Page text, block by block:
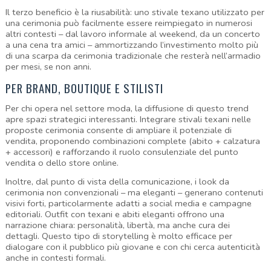
Il terzo beneficio è la riusabilità: uno stivale texano utilizzato per
una cerimonia può facilmente essere reimpiegato in numerosi
altri contesti – dal lavoro informale al weekend, da un concerto
a una cena tra amici – ammortizzando l’investimento molto più
di una scarpa da cerimonia tradizionale che resterà nell’armadio
per mesi, se non anni.
PER BRAND, BOUTIQUE E STILISTI
Per chi opera nel settore moda, la diffusione di questo trend
apre spazi strategici interessanti. Integrare stivali texani nelle
proposte cerimonia consente di ampliare il potenziale di
vendita, proponendo combinazioni complete (abito + calzatura
+ accessori) e rafforzando il ruolo consulenziale del punto
vendita o dello store online.
Inoltre, dal punto di vista della comunicazione, i look da
cerimonia non convenzionali – ma eleganti – generano contenuti
visivi forti, particolarmente adatti a social media e campagne
editoriali. Outfit con texani e abiti eleganti offrono una
narrazione chiara: personalità, libertà, ma anche cura dei
dettagli. Questo tipo di storytelling è molto efficace per
dialogare con il pubblico più giovane e con chi cerca autenticità
anche in contesti formali.